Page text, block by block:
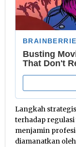
Langkah
terhadap
menjamin
diamanatkan